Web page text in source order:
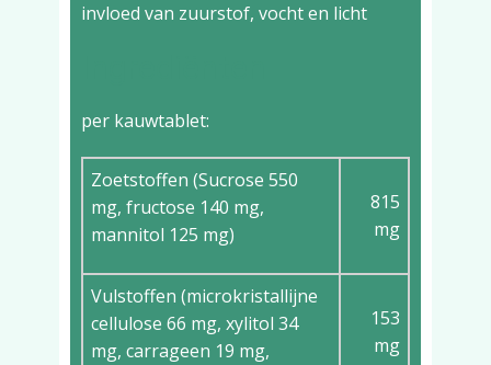
invloed van zuurstof, vocht en licht
per kauwtablet:
Zoetstoffen (Sucrose 550
mg, fructose 140 mg,
mannitol 125 mg)
815
mg
Vulstoffen (microkristallijne
cellulose 66 mg, xylitol 34
mg, carrageen 19 mg,
153
mg